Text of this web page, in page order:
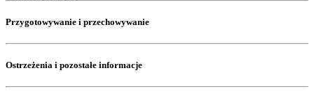
Przygotowywanie i przechowywanie
Ostrzeżenia i pozostałe informacje